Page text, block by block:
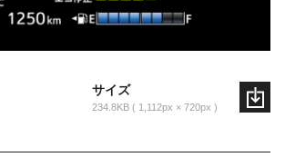
サイズ
234.8KB 1,112px × 720px